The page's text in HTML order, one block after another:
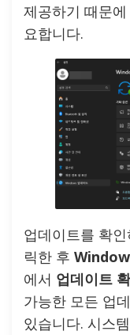
제공하기 때문
요합니다.
업데이트를 확
릭한 후
에서 업데이트
가능한 모든 업
있습니다. 시스